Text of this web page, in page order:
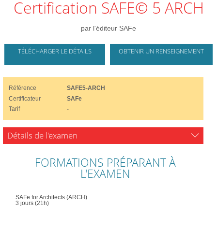
Certification SAFE© 5 ARCH
par l'éditeur SAFe
TÉLÉCHARGER LE DÉTAILS OBTENIR UN RENSEIGNEMENT
Référence
SAFE5-ARCH
Certificateur
SAFe
Tarif
-
Détails de l'examen
FORMATIONS PRÉPARANT À
L'EXAMEN
SAFe for Architects (ARCH)
3 jours (21h)